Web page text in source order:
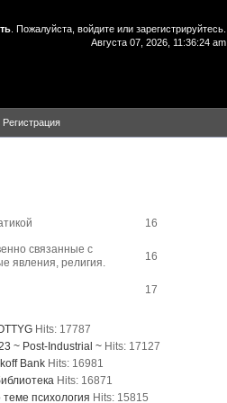
. Пожалуйста, войдите или зарегистрируйтесь
Августа 07, 2026, 11:36:24 am
Регистрация
16
связанные с
явления, религия.
16
17
Hits: 17787
~ Post-Industrial ~Hits: 17127
BankHits: 16981
Hits: 16871
теме психология Hits: 15815